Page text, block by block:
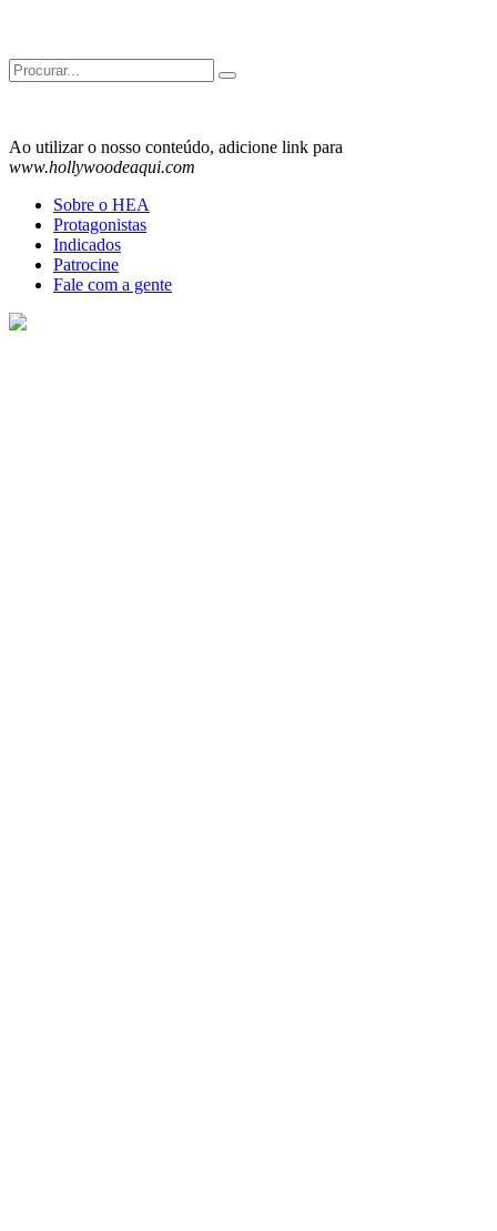
Search
for:
Ao utilizar o nosso conteúdo, adicione link para
www.hollywoodeaqui.com
Sobre o HEA
Protagonistas
Indicados
Patrocine
Fale com a gente